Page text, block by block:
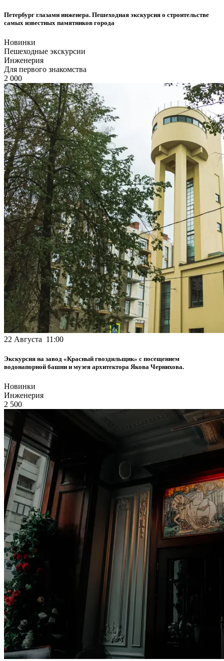
Петербург глазами инженера. Пешеходная экскурсия о строительстве
самых известных памятников города
Новинки
Пешеходные экскурсии
Инженерия
Для первого знакомства
2 000
22 Августа 11:00
Экскурсия на завод «Красный гвоздильщик» с посещением
водонапорной башни и музея архитектора Якова Чернихова.
Новинки
Инженерия
2 500